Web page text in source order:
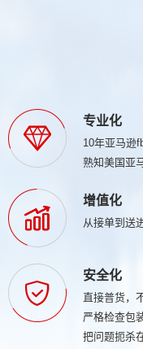
专业化
10年亚马逊
熟知美国亚
增值化
从接单到送
安全化
直接普货，
严格检查包
把问题扼杀